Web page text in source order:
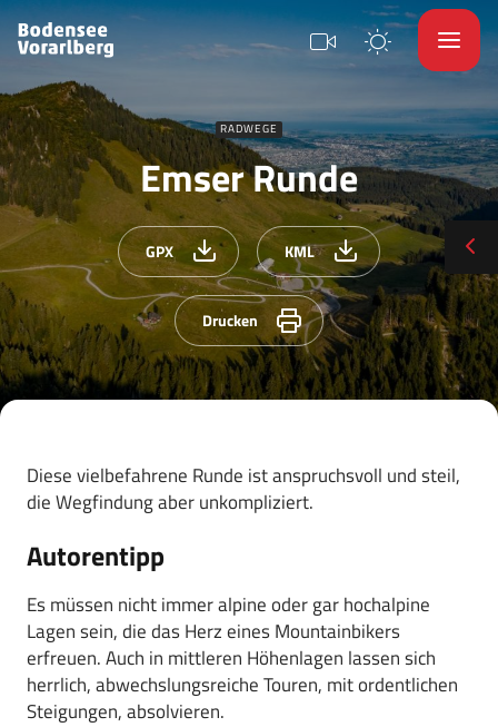
RADWEGE
Emser Runde
GPX KML
Drucken
Diese vielbefahrene Runde ist anspruchsvoll und steil,
die Wegfindung aber unkompliziert.
Autorentipp
Es müssen nicht immer alpine oder gar hochalpine
Lagen sein, die das Herz eines Mountainbikers
erfreuen. Auch in mittleren Höhenlagen lassen sich
herrlich, abwechslungsreiche Touren, mit ordentlichen
Steigungen, absolvieren.